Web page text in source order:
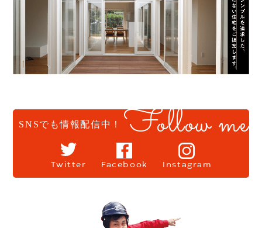
SNSでも情報配信中！ Follow me
Twitter Facebook Instagram